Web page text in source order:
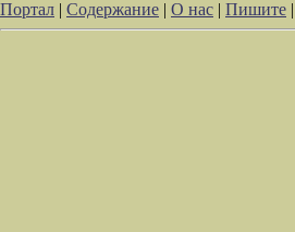
Портал | Содержание | О нас | Пишите |